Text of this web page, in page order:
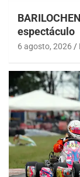
espectáculo
6 agosto, 2026